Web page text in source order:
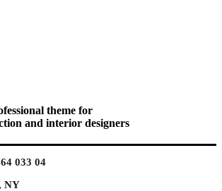
theme for
and interior designers
033 04
NY